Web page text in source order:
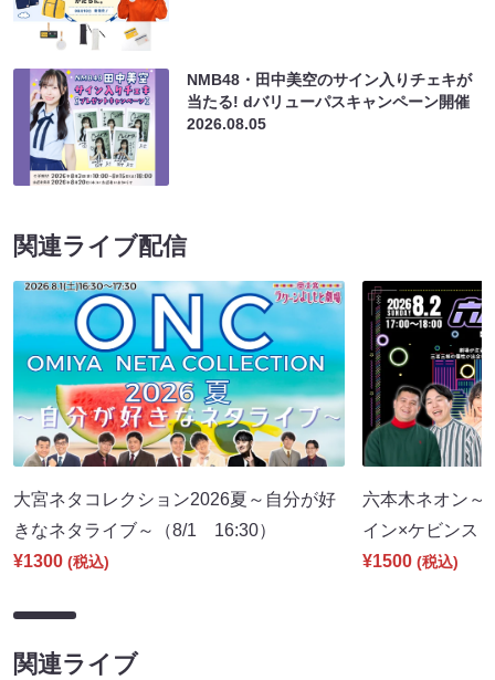
NMB48・田中美空のサイン入りチェキが
当たる! dバリューパスキャンペーン開催
2026.08.05
関連ライブ配信
大宮ネタコレクション2026夏～自分が好
きなネタライブ～（8/1 16:30）
¥1300 (税込)
六本木ネオン～
イン×ケビンス
¥1500 (税込)
関連ライブ